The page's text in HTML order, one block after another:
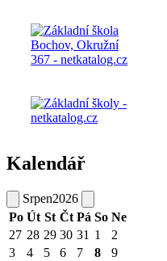
Kalendář
Srpen2026
Po Út St Čt Pá So Ne
27 28 29 30 31 1
2
3
4 5 6 7 8
9